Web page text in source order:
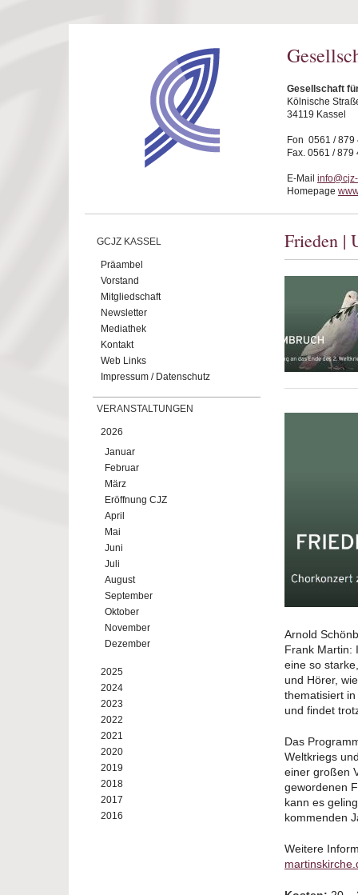
Gesellschaft
Kölnische
34119 Kassel
Fon 0561 / 879
Fax. 0561 / 879
E-Mail
Homepage
GCJZ KASSEL
Präambel
Vorstand
Mitgliedschaft
Newsletter
Mediathek
Kontakt
Web Links
Impressum / Datenschutz
VERANSTALTUNGEN
2026
Januar
Februar
März
Eröffnung CJZ
April
Mai
Juni
Juli
August
September
Oktober
November
Dezember
2025
2024
2023
2022
2021
2020
2019
2018
2017
2016
Frieden |
Arnold
Frank Martin:
eine so
und Hörer,
thematisiert
und findet
Das
Weltkriegs
einer großen
gewordenen
kann es
kommenden
Weitere